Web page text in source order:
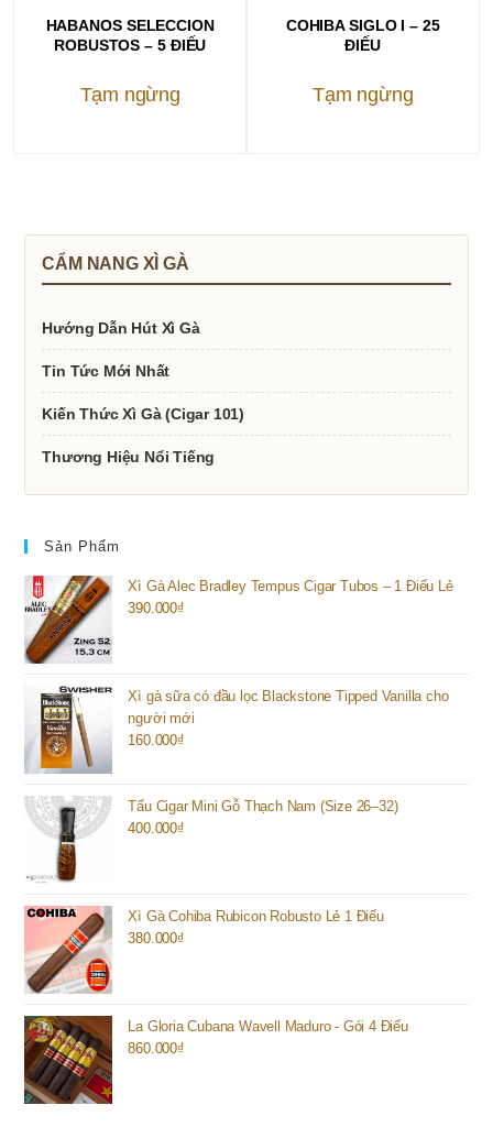
HABANOS SELECCION
ROBUSTOS – 5 ĐIẾU
Tạm ngừng
COHIBA SIGLO I – 25
ĐIẾU
Tạm ngừng
CẨM NANG XÌ GÀ
Hướng Dẫn Hút Xì Gà
Tin Tức Mới Nhất
Kiến Thức Xì Gà (Cigar 101)
Thương Hiệu Nổi Tiếng
Sản Phẩm
Xì Gà Alec Bradley Tempus Cigar Tubos – 1 Điếu Lẻ
390.000₫
Xì gà sữa có đầu lọc Blackstone Tipped Vanilla cho
người mới
160.000₫
Tẩu Cigar Mini Gỗ Thạch Nam (Size 26–32)
400.000₫
Xì Gà Cohiba Rubicon Robusto Lẻ 1 Điếu
380.000₫
La Gloria Cubana Wavell Maduro - Gói 4 Điếu
860.000₫